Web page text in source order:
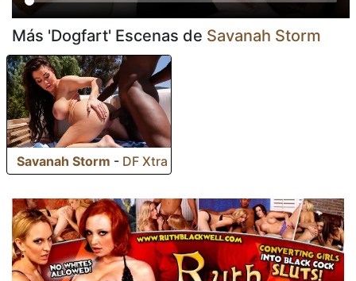
Más 'Dogfart' Escenas de Savanah Storm
Savanah Storm - DF Xtra